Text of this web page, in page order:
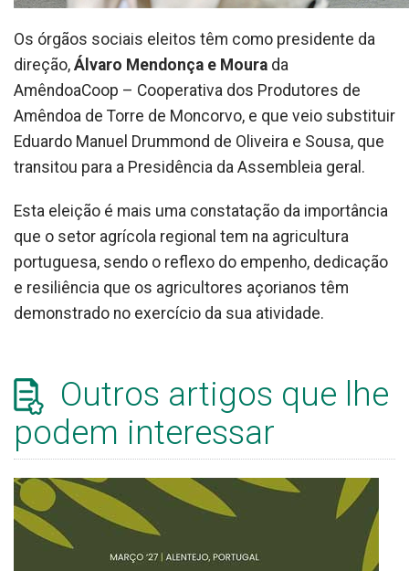
Os órgãos sociais eleitos têm como presidente da
direção, Álvaro Mendonça e Moura da
AmêndoaCoop – Cooperativa dos Produtores de
Amêndoa de Torre de Moncorvo, e que veio substituir
Eduardo Manuel Drummond de Oliveira e Sousa, que
transitou para a Presidência da Assembleia geral.
Esta eleição é mais uma constatação da importância
que o setor agrícola regional tem na agricultura
portuguesa, sendo o reflexo do empenho, dedicação
e resiliência que os agricultores açorianos têm
demonstrado no exercício da sua atividade.
Outros artigos que lhe
podem interessar